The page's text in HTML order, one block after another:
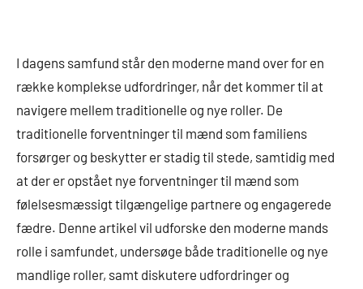
I dagens samfund står den moderne mand over for en
række komplekse udfordringer, når det kommer til at
navigere mellem traditionelle og nye roller. De
traditionelle forventninger til mænd som familiens
forsørger og beskytter er stadig til stede, samtidig med
at der er opstået nye forventninger til mænd som
følelsesmæssigt tilgængelige partnere og engagerede
fædre. Denne artikel vil udforske den moderne mands
rolle i samfundet, undersøge både traditionelle og nye
mandlige roller, samt diskutere udfordringer og